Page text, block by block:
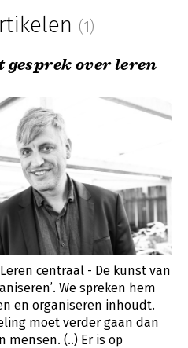
(1)
gesprek over leren
centraal - De kunst van
We spreken hem
en organiseren inhoudt.
moet verder gaan dan
mensen. (..) Er is op